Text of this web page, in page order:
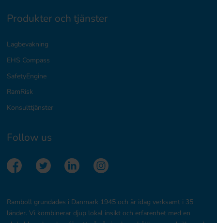
Produkter och tjänster
Lagbevakning
EHS Compass
SafetyEngine
RamRisk
Konsulttjänster
Follow us
Ramboll grundades i Danmark 1945 och är idag verksamt i 35
länder. Vi kombinerar djup lokal insikt och erfarenhet med en